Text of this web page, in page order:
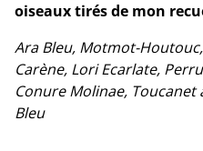
oiseaux tirés de mon
Ara Bleu, Motmot-
Carène, Lori Ecarlate,
Conure Molinae, Toucanet
Bleu